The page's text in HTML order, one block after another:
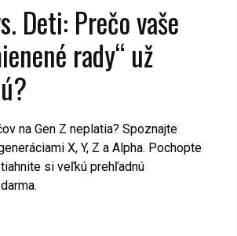
Deti: Prečo vaše
rady“ už
na Gen Z neplatia? Spoznajte
X, Y, Z a Alpha. Pochopte
si veľkú prehľadnú